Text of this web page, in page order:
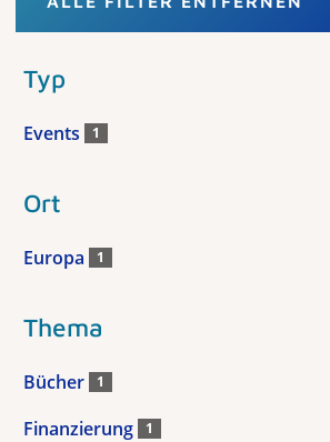
Typ
Events 1
Ort
Europa 1
Thema
Bücher 1
Finanzierung 1